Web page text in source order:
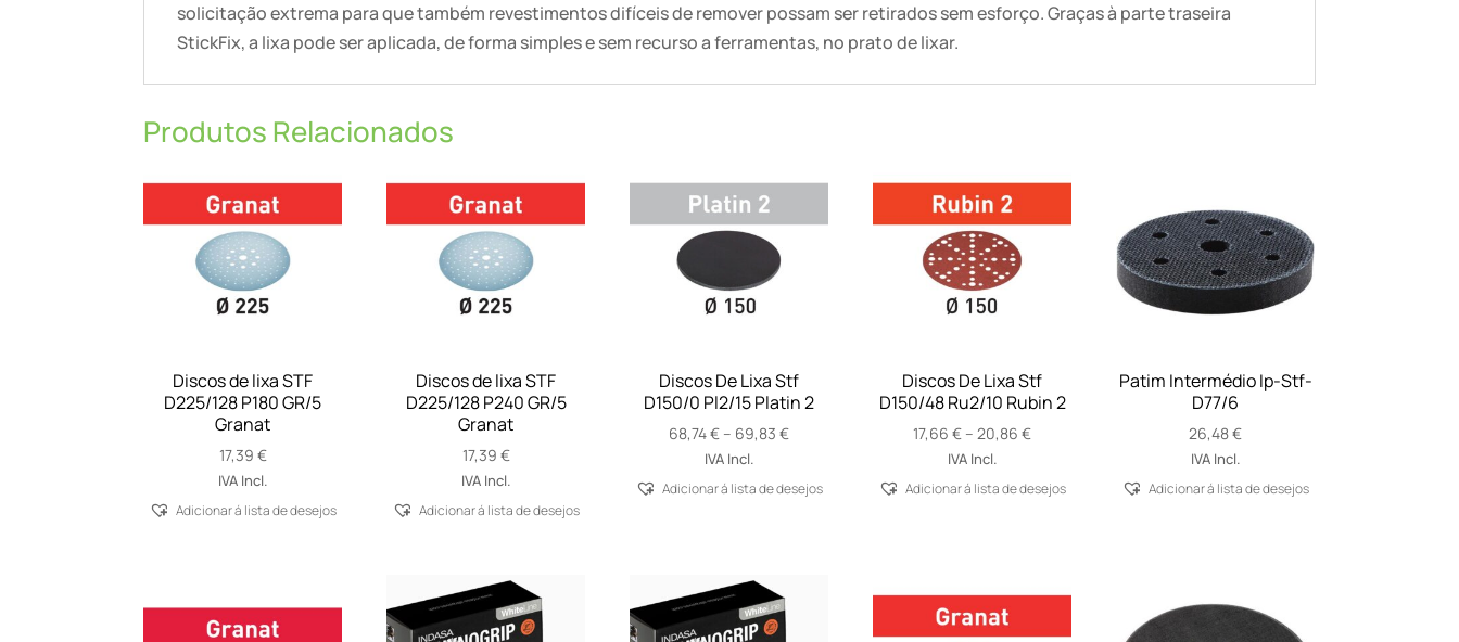
solicitação extrema para que também revestimentos difíceis de remover possam ser retirados sem esforço. Graças à parte traseira
StickFix, a lixa pode ser aplicada, de forma simples e sem recurso a ferramentas, no prato de lixar.
Produtos Relacionados
Discos de lixa STF
D225/128 P180 GR/5
Granat
17,39 €
IVA Incl.
Adicionar á lista de desejos
Discos de lixa STF
D225/128 P240 GR/5
Granat
17,39 €
IVA Incl.
Adicionar á lista de desejos
Discos De Lixa Stf
D150/0 Pl2/15 Platin 2
68,74€ – 69,83€Price
through
IVA Incl.
Adicionar á lista de desejos
Discos De Lixa Stf
D150/48 Ru2/10 Rubin 2
17,66€ – 20,86€Price
through
IVA Incl.
Adicionar á lista de desejos
Patim Intermédio Ip-Stf-
D77/6
26,48€
IVA Incl.
Adicionar á lista de desejos